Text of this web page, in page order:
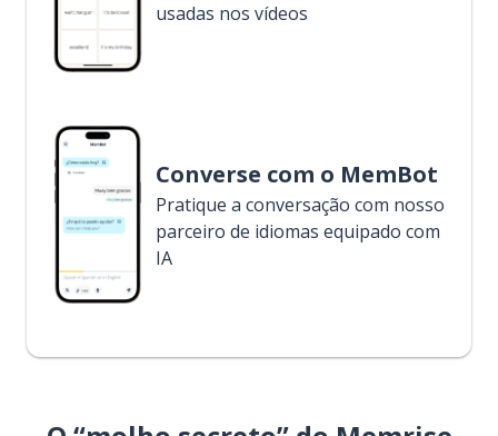
usadas nos vídeos
Converse com o MemBot
Pratique a conversação com nosso
parceiro de idiomas equipado com
IA